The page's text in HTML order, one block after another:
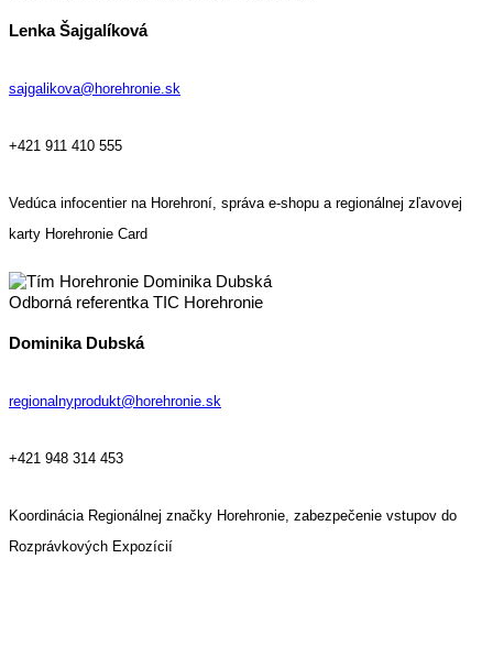
Lenka Šajgalíková
sajgalikova@horehronie.sk
+421 911 410 555
Vedúca infocentier na Horehroní, správa e-shopu a regionálnej zľavovej
karty Horehronie Card
Odborná referentka TIC Horehronie
Dominika Dubská
regionalnyprodukt@horehronie.sk
+421 948 314 453
Koordinácia Regionálnej značky Horehronie, zabezpečenie vstupov do
Rozprávkových Expozícií